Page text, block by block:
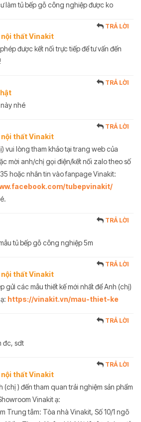
làm tủ bếp gỗ công nghiệp được ko
nội thất Vinakit
TRẢ LỜI
được kết nối trực tiếp để tư vấn đến
TRẢ LỜI
nhé
nội thất Vinakit
TRẢ LỜI
vui lòng tham khảo tại trang web của
mời anh/chị gọi điện/kết nối zalo theo số
hoặc nhắn tin vào fanpage Vinakit:
tubepvinakit/
TRẢ LỜI
tủ bếp gỗ công nghiệp 5m
nội thất Vinakit
TRẢ LỜI
gửi các mẫu thiết kế mới nhất để Anh (chị)
https://vinakit.vn/mau-thiet-ke
TRẢ LỜI
đc, sdt
nội thất Vinakit
TRẢ LỜI
(chị ) đến tham quan trải nghiệm sản phẩm
Vinakit ạ:
Trung tâm: Tòa nhà Vinakit, Số 10/1 ngõ